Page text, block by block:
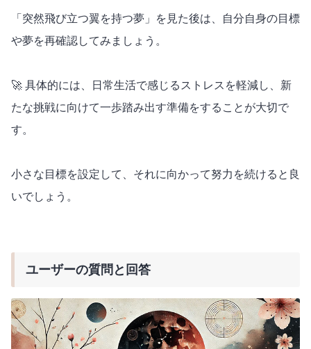
「突然飛び立つ翼を持つ夢」を見た後は、自分自身の目標
や夢を再確認してみましょう。
🚀 具体的には、日常生活で感じるストレスを軽減し、新
たな挑戦に向けて一歩踏み出す準備をすることが大切で
す。
小さな目標を設定して、それに向かって努力を続けると良
いでしょう。
ユーザーの質問と回答